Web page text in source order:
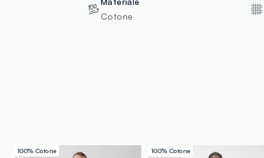
Cotone
100% Cotone 100% Cotone